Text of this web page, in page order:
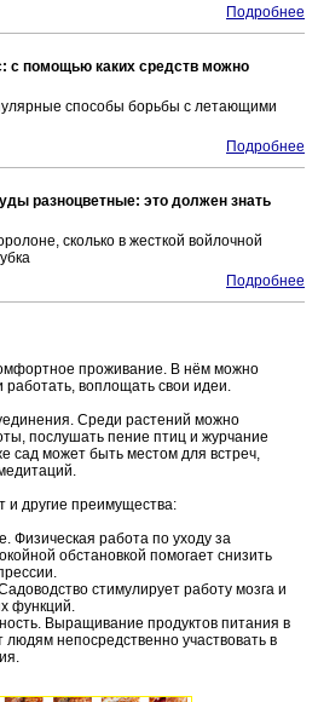
Подробнее
с помощью каких средств можно
способы борьбы с летающими
Подробнее
разноцветные: это должен знать
сколько в жесткой войлочной
Подробнее
проживание. В нём можно
работать, воплощать свои идеи.
Среди растений можно
послушать пение птиц и журчание
сад может быть местом для встреч,
и другие преимущества:
Физическая работа по уходу за
обстановкой помогает снизить
стимулирует работу мозга и
функций.
Выращивание продуктов питания в
непосредственно участвовать в